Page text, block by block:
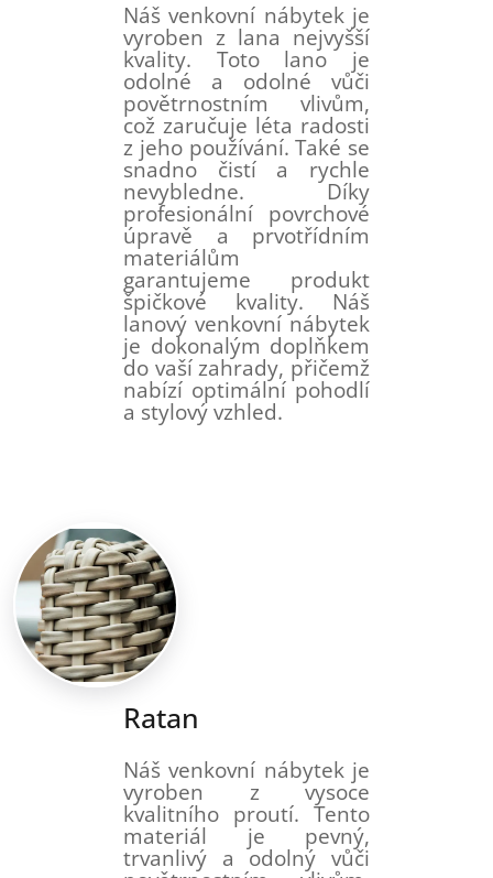
Náš venkovní nábytek je
vyroben z lana nejvyšší
kvality. Toto lano je
odolné a odolné vůči
povětrnostním vlivům,
což zaručuje léta radosti
z jeho používání. Také se
snadno čistí a rychle
nevybledne. Díky
profesionální povrchové
úpravě a prvotřídním
materiálům
garantujeme produkt
špičkové kvality. Náš
lanový venkovní nábytek
je dokonalým doplňkem
do vaší zahrady, přičemž
nabízí optimální pohodlí
a stylový vzhled.
Ratan
Náš venkovní nábytek je
vyroben z vysoce
kvalitního proutí. Tento
materiál je pevný,
trvanlivý a odolný vůči